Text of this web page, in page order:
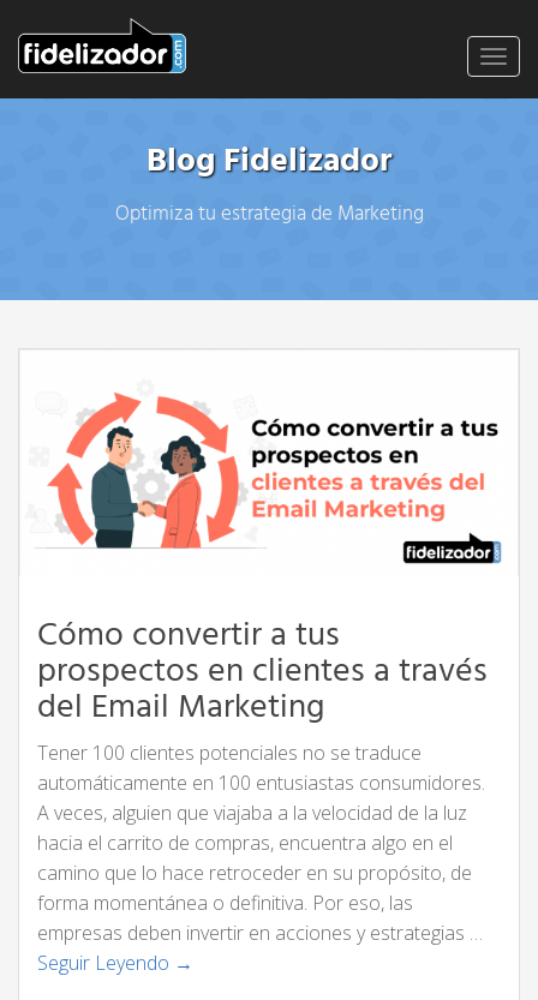
Blog Fidelizador
Optimiza tu estrategia de Marketing
Cómo convertir a tus
prospectos en clientes a través
del Email Marketing
Tener 100 clientes potenciales no se traduce
automáticamente en 100 entusiastas consumidores.
A veces, alguien que viajaba a la velocidad de la luz
hacia el carrito de compras, encuentra algo en el
camino que lo hace retroceder en su propósito, de
forma momentánea o definitiva. Por eso, las
empresas deben invertir en acciones y estrategias …
Seguir Leyendo →